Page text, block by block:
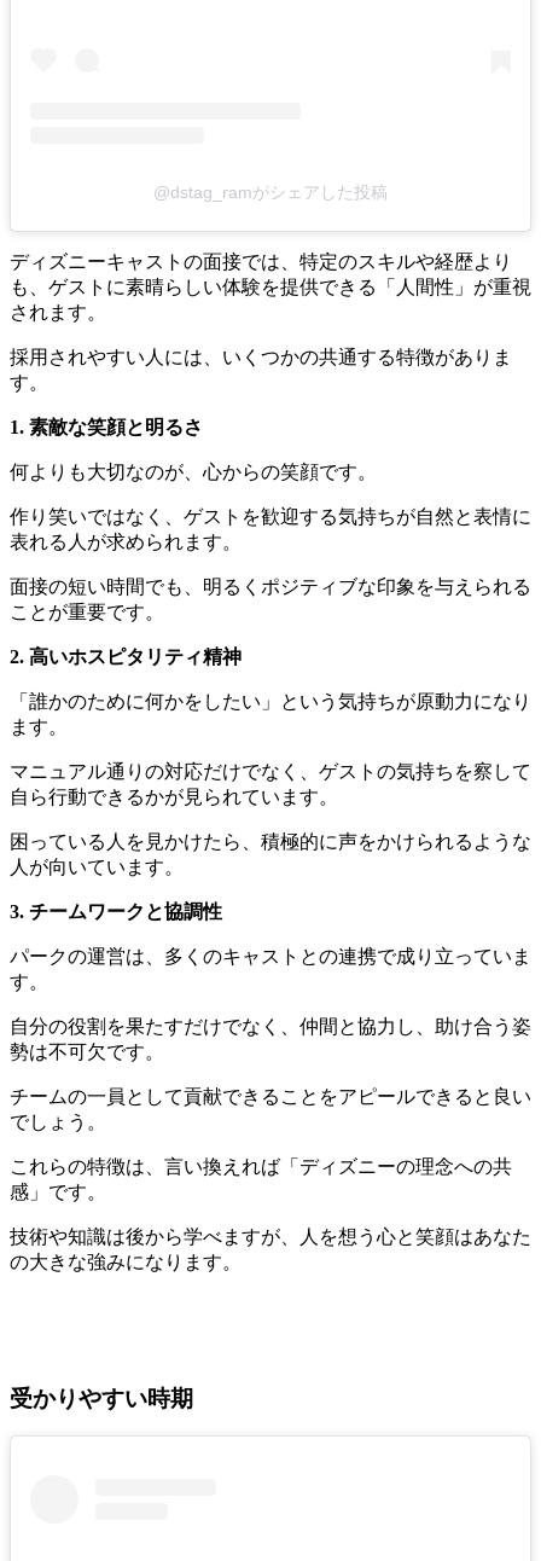
@dstag_ramがシェアした投稿
ディズニーキャストの面接では、特定のスキルや経歴より
も、ゲストに素晴らしい体験を提供できる「人間性」が重視
されます。
採用されやすい人には、いくつかの共通する特徴がありま
す。
1. 素敵な笑顔と明るさ
何よりも大切なのが、心からの笑顔です。
作り笑いではなく、ゲストを歓迎する気持ちが自然と表情に
表れる人が求められます。
面接の短い時間でも、明るくポジティブな印象を与えられる
ことが重要です。
2. 高いホスピタリティ精神
「誰かのために何かをしたい」という気持ちが原動力になり
ます。
マニュアル通りの対応だけでなく、ゲストの気持ちを察して
自ら行動できるかが見られています。
困っている人を見かけたら、積極的に声をかけられるような
人が向いています。
3. チームワークと協調性
パークの運営は、多くのキャストとの連携で成り立っていま
す。
自分の役割を果たすだけでなく、仲間と協力し、助け合う姿
勢は不可欠です。
チームの一員として貢献できることをアピールできると良い
でしょう。
これらの特徴は、言い換えれば「ディズニーの理念への共
感」です。
技術や知識は後から学べますが、人を想う心と笑顔はあなた
の大きな強みになります。
受かりやすい時期